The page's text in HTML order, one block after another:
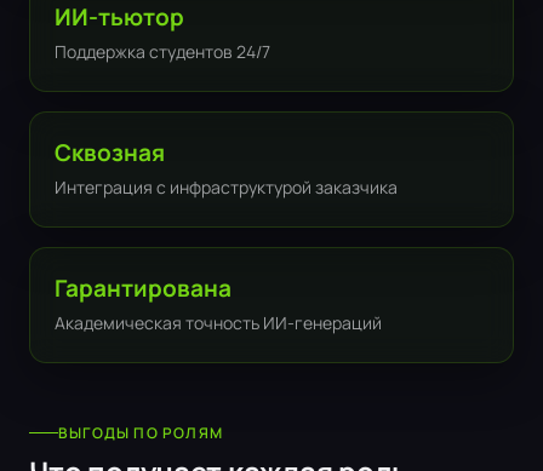
ИИ-тьютор
Поддержка студентов 24/7
Сквозная
Интеграция с инфраструктурой заказчика
Гарантирована
Академическая точность ИИ-генераций
ВЫГОДЫ ПО РОЛЯМ